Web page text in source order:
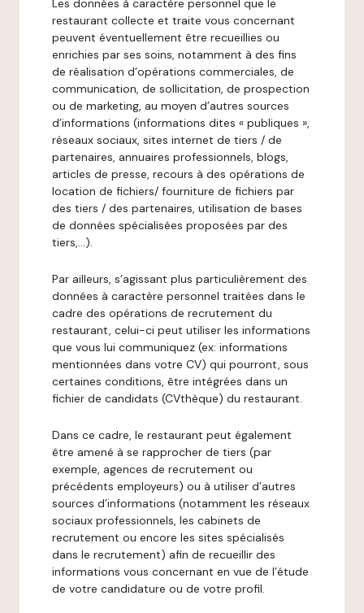
Les données à caractère personnel que le
restaurant collecte et traite vous concernant
peuvent éventuellement être recueillies ou
enrichies par ses soins, notamment à des fins
de réalisation d’opérations commerciales, de
communication, de sollicitation, de prospection
ou de marketing, au moyen d’autres sources
d’informations (informations dites « publiques »,
réseaux sociaux, sites internet de tiers / de
partenaires, annuaires professionnels, blogs,
articles de presse, recours à des opérations de
location de fichiers/ fourniture de fichiers par
des tiers / des partenaires, utilisation de bases
de données spécialisées proposées par des
tiers,…).
Par ailleurs, s’agissant plus particulièrement des
données à caractère personnel traitées dans le
cadre des opérations de recrutement du
restaurant, celui-ci peut utiliser les informations
que vous lui communiquez (ex: informations
mentionnées dans votre CV) qui pourront, sous
certaines conditions, être intégrées dans un
fichier de candidats (CVthèque) du restaurant.
Dans ce cadre, le restaurant peut également
être amené à se rapprocher de tiers (par
exemple, agences de recrutement ou
précédents employeurs) ou à utiliser d’autres
sources d’informations (notamment les réseaux
sociaux professionnels, les cabinets de
recrutement ou encore les sites spécialisés
dans le recrutement) afin de recueillir des
informations vous concernant en vue de l’étude
de votre candidature ou de votre profil.